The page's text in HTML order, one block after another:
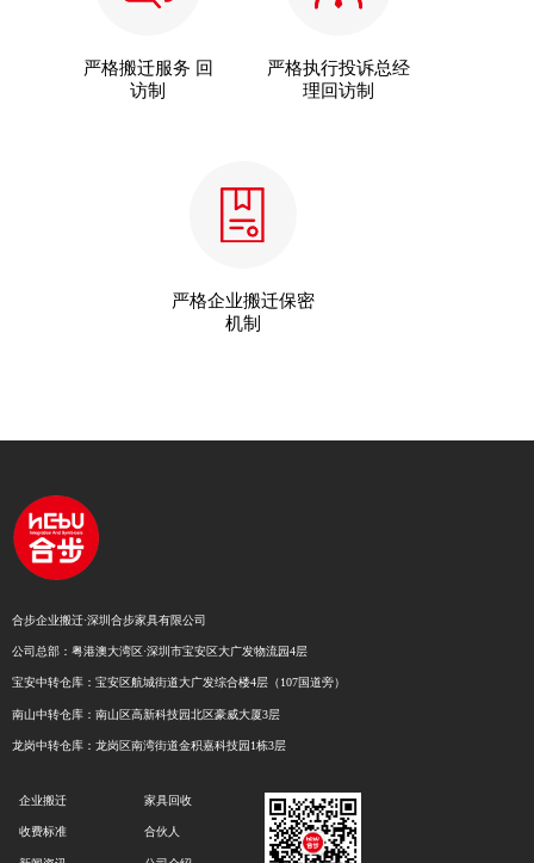
严格搬迁服务 回
访制
严格执行投诉总经
理回访制
严格企业搬迁保密
机制
合步企业搬迁·深圳合步家具有限公司
公司总部：粤港澳大湾区·深圳市宝安区大广发物流园4层
宝安中转仓库：宝安区航城街道大广发综合楼4层（107国道旁）
南山中转仓库：南山区高新科技园北区豪威大厦3层
龙岗中转仓库：龙岗区南湾街道金积嘉科技园1栋3层
企业搬迁
收费标准
家具回收
合伙人